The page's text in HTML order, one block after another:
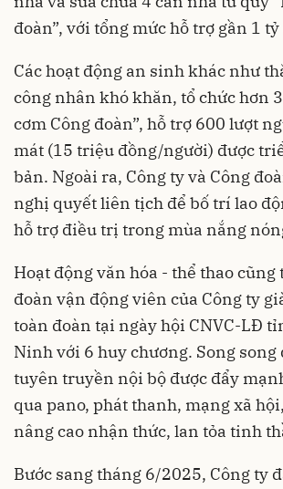
đoàn”, với tổng mức hỗ trợ gần 1
Các hoạt động an sinh khác như
công nhân khó khăn, tổ chức hơn
cơm Công đoàn”, hỗ trợ 600 lượt
mát (15 triệu đồng/người) được
bản. Ngoài ra, Công ty và Công
nghị quyết liên tịch để bố trí lao
hỗ trợ điều trị trong mùa nắng
Hoạt động văn hóa - thể thao cũng
đoàn vận động viên của Công ty
toàn đoàn tại ngày hội CNVC-LĐ
Ninh với 6 huy chương. Song song
tuyên truyền nội bộ được đẩy
qua pano, phát thanh, mạng xã
nâng cao nhận thức, lan tỏa tinh
Bước sang tháng 6/2025, Công ty